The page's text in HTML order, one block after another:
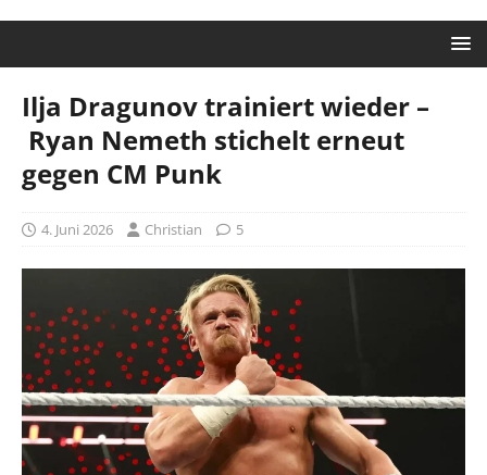
Ilja Dragunov trainiert wieder –
Ryan Nemeth stichelt erneut
gegen CM Punk
4. Juni 2026 Christian 5